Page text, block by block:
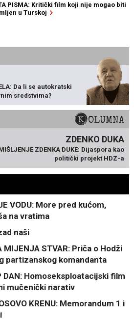
PISMA: Kritički film koji nije mogao biti
u Turskoj
Da li se autokratski
sredstvima?
KOLUMNA
ZDENKO DUKA
ZDENKA DUKE: Dijaspora kao
politički projekt HDZ-a
VODU: More pred kućom,
na vratima
naši
MIJENJA STVAR: Priča o Hodži
partizanskog komandanta
DAN: Homoseksploatacijski film
mučenički narativ
KRENU: Memorandum 1 i